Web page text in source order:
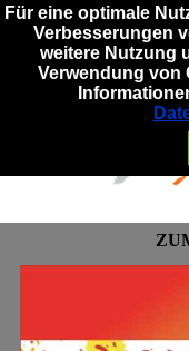
Für eine optimale
Verbesserungen
weitere Nutzung
Verwendung von